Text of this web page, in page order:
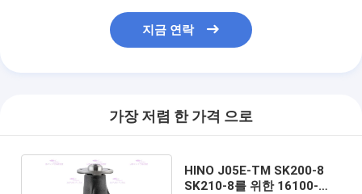
지금 연락
가장 저렴 한 가격 으로
HINO J05E-TM SK200-8
SK210-8를 위한 16100-